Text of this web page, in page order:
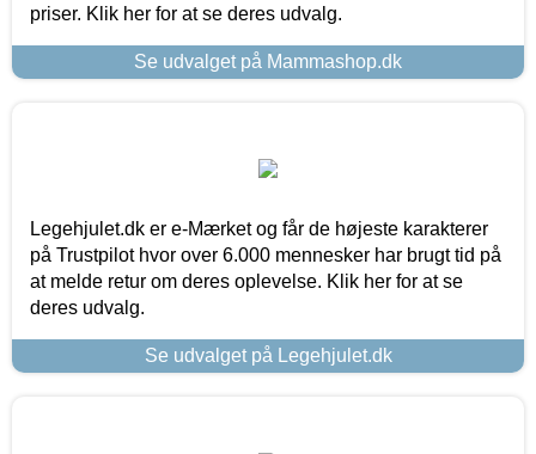
priser. Klik her for at se deres udvalg.
Se udvalget på Mammashop.dk
Legehjulet.dk er e-Mærket og får de højeste karakterer
på Trustpilot hvor over 6.000 mennesker har brugt tid på
at melde retur om deres oplevelse. Klik her for at se
deres udvalg.
Se udvalget på Legehjulet.dk